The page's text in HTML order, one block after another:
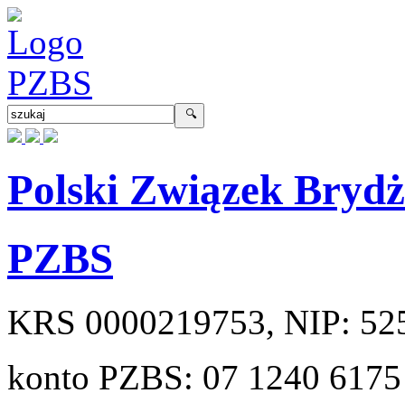
Polski Związek
PZBS
KRS 0000219753, NIP:
konto PZBS: 07 1240